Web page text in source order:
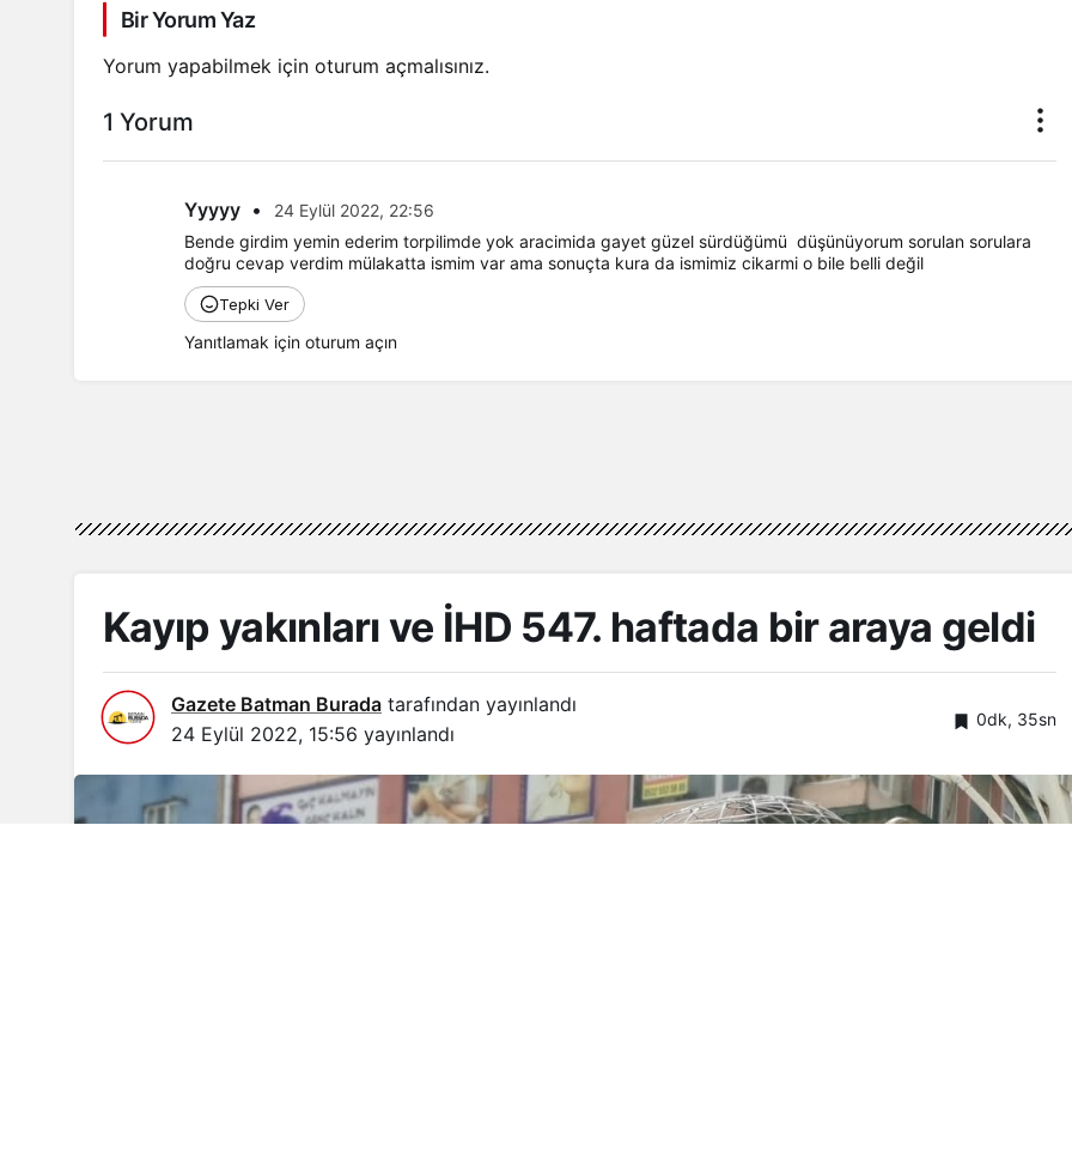
Bir Yorum Yaz
Yorum yapabilmek için oturum açmalısınız.
1 Yorum
Yyyyy •
24 Eylül 2022, 22:56
Bende girdim yemin ederim torpilimde yok aracimida gayet güzel sürdüğümü  düşünüyorum sorulan sorulara
doğru cevap verdim mülakatta ismim var ama sonuçta kura da ismimiz cikarmi o bile belli değil
Tepki Ver
Yanıtlamak için oturum açın
Batman
BATSO Başkan Adayı Bayram
Demirhan’dan yoğun saha
Kayıp yakınları ve İHD 547. haftada bir araya geldi
Gazete Batman Burada tarafından yayınlandı
24 Eylül 2022, 15:56 yayınlandı
0dk, 35sn